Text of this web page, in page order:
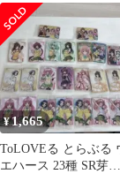
売り
¥1,665
ToLOVEる とらぶる
エハース 23種 SR芽亜